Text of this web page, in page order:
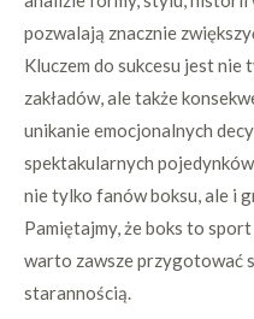
pozwalają znacznie
Kluczem do sukcesu jest
zakładów, ale także
unikanie emocjonalnych
spektakularnych
nie tylko fanów boksu, ale i
Pamiętajmy, że boks to
warto zawsze przygotować
starannością.